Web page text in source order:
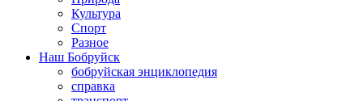
Культура
Спорт
Разное
Наш Бобруйск
бобруйская энциклопедия
справка